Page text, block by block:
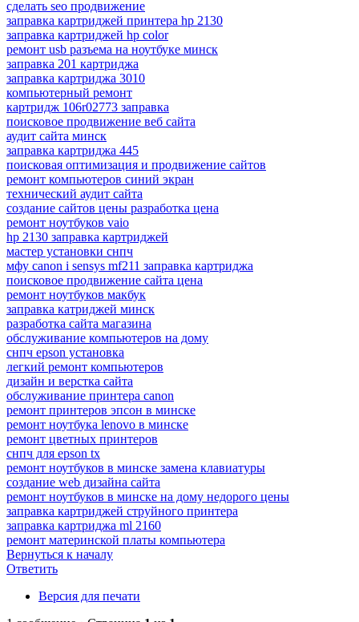
сделать seo продвижение
заправка картриджей принтера hp 2130
заправка картриджей hp color
ремонт usb разъема на ноутбуке минск
заправка 201 картриджа
заправка картриджа 3010
компьютерный ремонт
картридж 106r02773 заправка
поисковое продвижение веб сайта
аудит сайта минск
заправка картриджа 445
поисковая оптимизация и продвижение сайтов
ремонт компьютеров синий экран
технический аудит сайта
создание сайтов цены разработка цена
ремонт ноутбуков vaio
hp 2130 заправка картриджей
мастер установки снпч
мфу canon i sensys mf211 заправка картриджа
поисковое продвижение сайта цена
ремонт ноутбуков макбук
заправка катриджей минск
разработка сайта магазина
обслуживание компьютеров на дому
снпч epson установка
легкий ремонт компьютеров
дизайн и верстка сайта
обслуживание принтера canon
ремонт принтеров эпсон в минске
ремонт ноутбука lenovo в минске
ремонт цветных принтеров
снпч для epson tx
ремонт ноутбуков в минске замена клавиатуры
создание web дизайна сайта
ремонт ноутбуков в минске на дому недорого цены
заправка картриджей струйного принтера
заправка картриджа ml 2160
ремонт материнской платы компьютера
Вернуться к началу
Ответить
Версия для печати